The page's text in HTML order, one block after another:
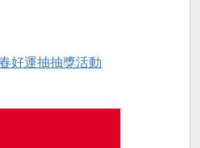
好運抽抽獎活動